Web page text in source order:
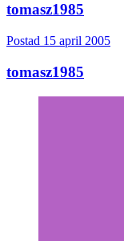
tomasz1985
Postad 15 april 2005
tomasz1985